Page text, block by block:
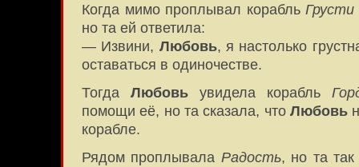
Когда мимо проплывал корабль Грусти
но та ей ответила:
— Извини, Любовь, я настолько
оставаться в одиночестве.
Тогда Любовь увидела корабль
помощи её, но та сказала, что Любовь
корабле.
Рядом проплывала Радость, но та